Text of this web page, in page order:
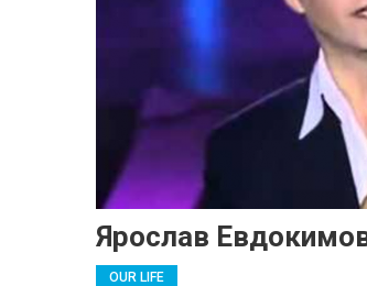
Ярослав
OUR LIFE